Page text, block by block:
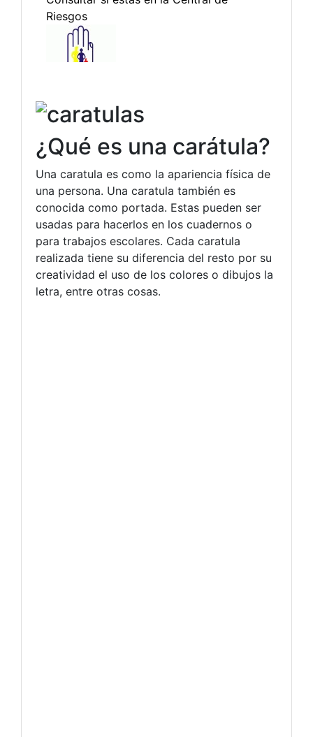
¿Qué es una carátula?
Una caratula es como la apariencia física de
una persona. Una caratula también es
conocida como portada. Estas pueden ser
usadas para hacerlos en los cuadernos o
para trabajos escolares. Cada caratula
realizada tiene su diferencia del resto por su
creatividad el uso de los colores o dibujos la
letra, entre otras cosas.